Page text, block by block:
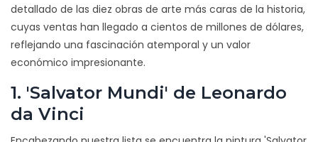
detallado de las diez obras de arte más caras de la historia,
cuyas ventas han llegado a cientos de millones de dólares,
reflejando una fascinación atemporal y un valor
económico impresionante.
1. 'Salvator Mundi' de Leonardo
da Vinci